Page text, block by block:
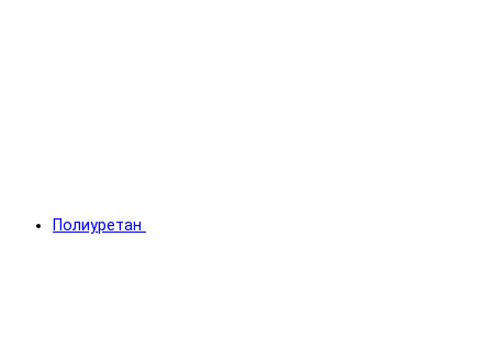
Полиуретан